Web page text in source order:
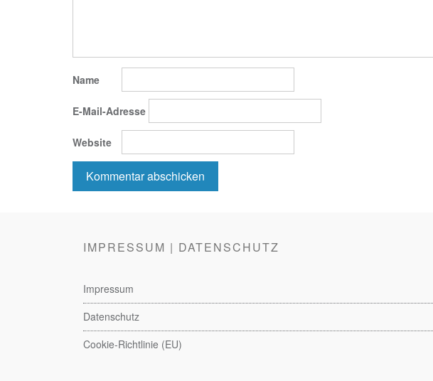
Name
E-Mail-Adresse
Website
IMPRESSUM | DATENSCHUTZ
Impressum
Datenschutz
Cookie-Richtlinie (EU)